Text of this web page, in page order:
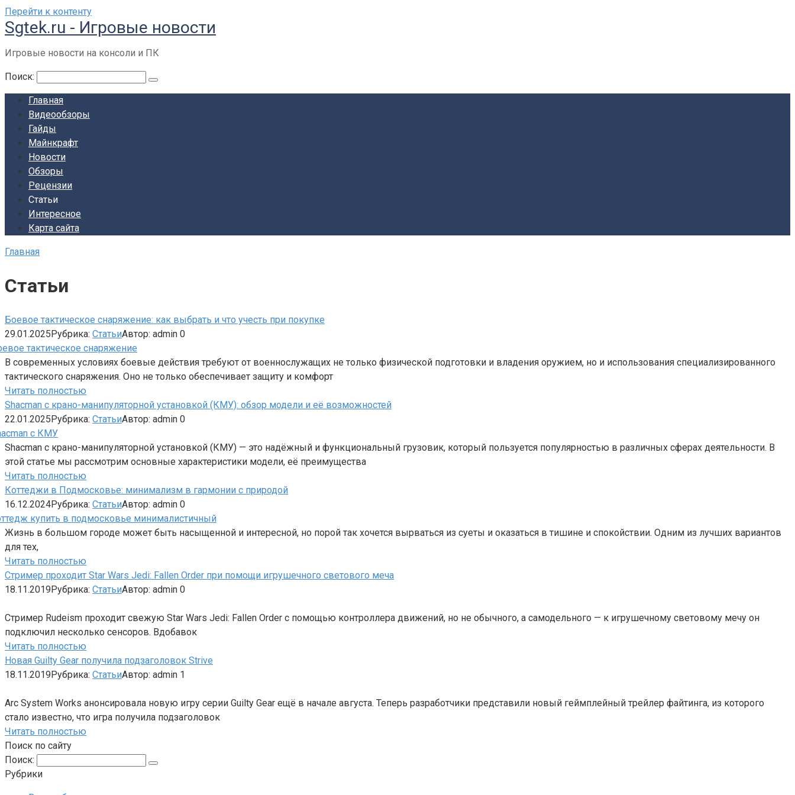
Перейти к контенту
Sgtek.ru - Игровые новости
Игровые новости на консоли и ПК
Поиск:
Главная
Видеообзоры
Гайды
Майнкрафт
Новости
Обзоры
Рецензии
Статьи
Интересное
Карта сайта
Главная
Статьи
Боевое тактическое снаряжение: как выбрать и что учесть при покупке
29.01.2025Рубрика: СтатьиАвтор: admin 0
В современных условиях боевые действия требуют от военнослужащих не только физической подготовки и владения оружием, но и использования специализированного
тактического снаряжения. Оно не только обеспечивает защиту и комфорт
Читать полностью
Shacman с крано-манипуляторной установкой (КМУ): обзор модели и её возможностей
22.01.2025Рубрика: СтатьиАвтор: admin 0
Shacman с крано-манипуляторной установкой (КМУ) — это надёжный и функциональный грузовик, который пользуется популярностью в различных сферах деятельности. В
этой статье мы рассмотрим основные характеристики модели, её преимущества
Читать полностью
Коттеджи в Подмосковье: минимализм в гармонии с природой
16.12.2024Рубрика: СтатьиАвтор: admin 0
Жизнь в большом городе может быть насыщенной и интересной, но порой так хочется вырваться из суеты и оказаться в тишине и спокойствии. Одним из лучших вариантов
для тех,
Читать полностью
Стример проходит Star Wars Jedi: Fallen Order при помощи игрушечного светового меча
18.11.2019Рубрика: СтатьиАвтор: admin 0
Стример Rudeism проходит свежую Star Wars Jedi: Fallen Order с помощью контроллера движений, но не обычного, а самодельного — к игрушечному световому мечу он
подключил несколько сенсоров. Вдобавок
Читать полностью
Новая Guilty Gear получила подзаголовок Strive
18.11.2019Рубрика: СтатьиАвтор: admin 1
Arc System Works анонсировала новую игру серии Guilty Gear ещё в начале августа. Теперь разработчики представили новый геймплейный трейлер файтинга, из которого
стало известно, что игра получила подзаголовок
Читать полностью
Поиск по сайту
Поиск:
Рубрики